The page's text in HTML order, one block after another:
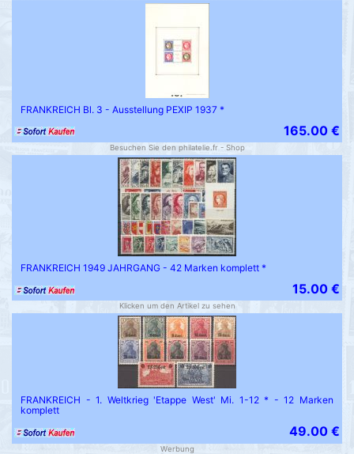
FRANKREICH Bl. 3 - Ausstellung PEXIP 1937 *
165.00 €
Besuchen Sie den philatelie.fr - Shop
FRANKREICH 1949 JAHRGANG - 42 Marken komplett *
15.00 €
Klicken um den Artikel zu sehen
FRANKREICH - 1. Weltkrieg 'Etappe West' Mi. 1-12 * - 12 Marken
komplett
49.00 €
Werbung